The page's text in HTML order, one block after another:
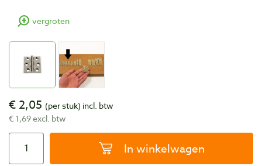
vergroten
€ 2,05 (per stuk) incl. btw
€ 1,69 excl. btw
In winkelwagen